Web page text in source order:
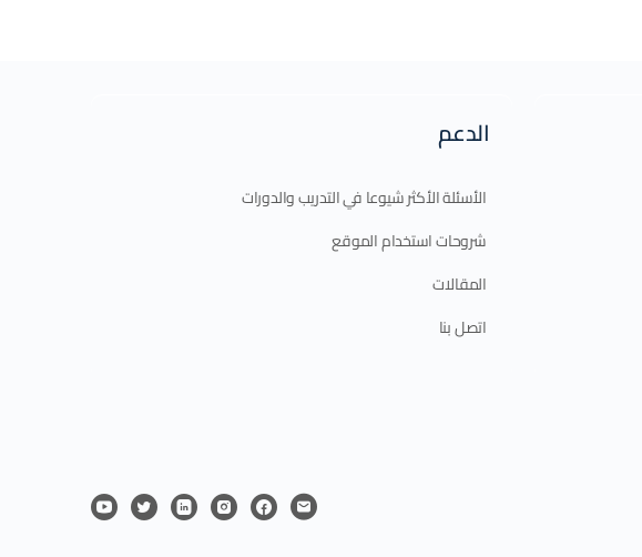
الدعم
الأسئلة الأكثر شيوعا في التدريب والدورات
شروحات استخدام الموقع
المقالات
اتصل بنا